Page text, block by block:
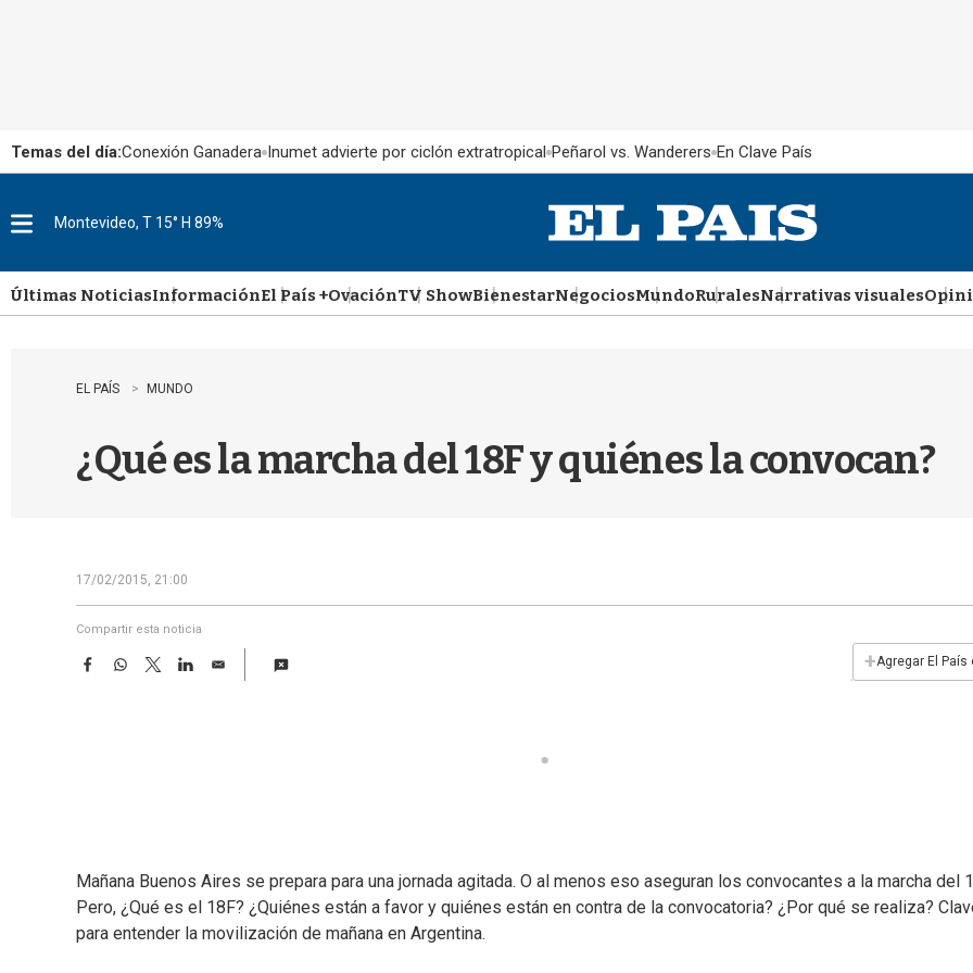
Temas del día:Conexión Ganadera Inumet advierte por ciclón extratropical Peñarol vs. Wanderers En Clave País
u
Montevideo, T 15° H 89%
Últimas NoticiasInformaciónEl País +OvaciónTV ShowBienestarNegociosMundoRuralesNarrativas visuales
EL PAÍS MUNDO
¿Qué es la marcha del 18F y quiénes la convocan?
17/02/2015, 21:00
Compartir esta noticia
F
W
T
w
L
E
+Agregar El País
Mañana Buenos Aires se prepara para una jornada agitada. O al menos eso aseguran los convocantes a la marcha del
Pero, ¿Qué es el 18F? ¿Quiénes están a favor y quiénes están en contra de la convocatoria? ¿Por qué se realiza?
para entender la movilización de mañana en Argentina.